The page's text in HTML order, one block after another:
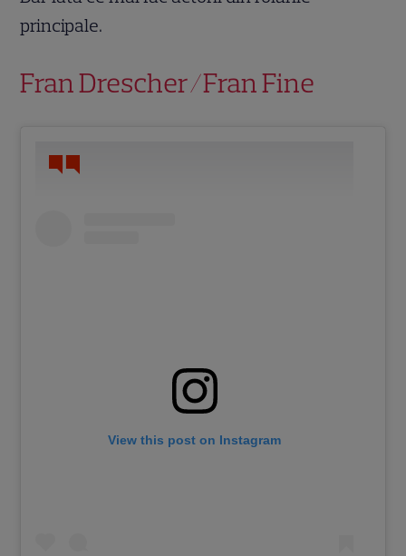
principale.
Fran Drescher/Fran Fine
View this post on Instagram